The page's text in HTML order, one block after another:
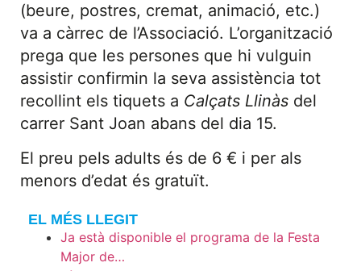
(beure, postres, cremat, animació, etc.)
va a càrrec de l’Associació. L’organització
prega que les persones que hi vulguin
assistir confirmin la seva assistència tot
recollint els tiquets a Calçats Llinàs del
carrer Sant Joan abans del dia 15.
El preu pels adults és de 6 € i per als
menors d’edat és gratuït.
EL MÉS LLEGIT
Ja està disponible el programa de la Festa
Major de…